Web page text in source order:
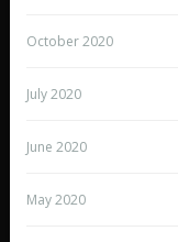
October 2020
July 2020
June 2020
May 2020